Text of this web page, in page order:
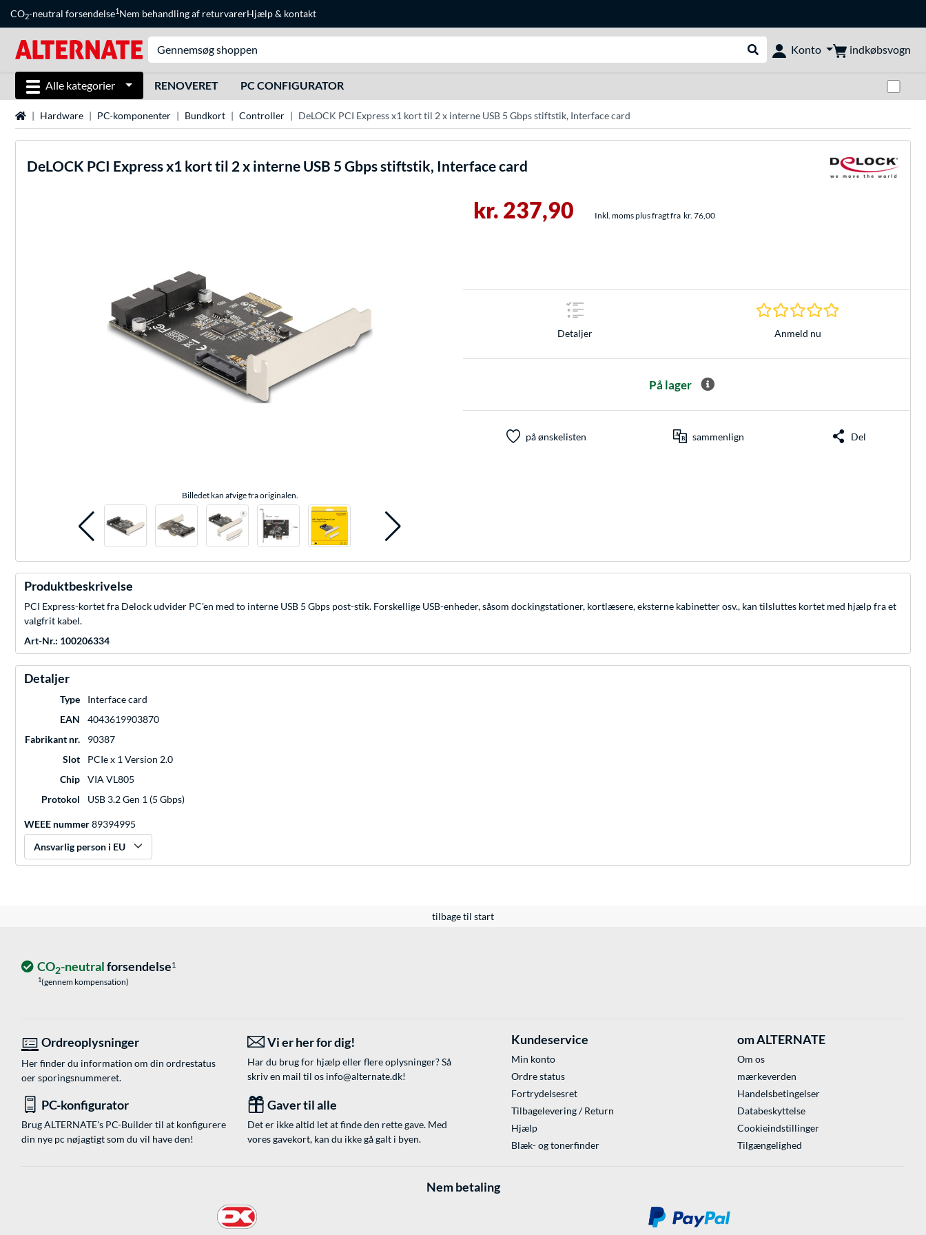
CO2-neutral forsendelse1Nem behandling af returvarerHjælp& kontakt
Udfør søgning
Konto indkøbsvogn
Alle kategorier RENOVERET PC CONFIGURATOR
StartsideHardware PC-komponenter Bundkort Controller DeLOCK PCI Express x1 kort til 2 x interne USB 5 Gbps stiftstik, Interface card
DeLOCK PCI Express x1 kort til 2 x interne USB 5 Gbps stiftstik, Interface card
Billedet kan afvige fra originalen.
kr. 237,90 Inkl. moms plus fragt fra kr. 76,00
Detaljer
0.0 Stjerner hos 0
Anmeld nu
På lager
på ønskelisten sammenlign Del
Produktbeskrivelse
PCI Express-kortet fra Delock udvider PC'en med to interne USB 5 Gbps post-stik. Forskellige USB-enheder, såsom dockingstationer, kortlæsere, eksterne kabinetter osv., kan tilsluttes kortet med hjælp fra et
valgfrit kabel.
Art-Nr.: 100206334
Detaljer
Type
Interface card
EAN
4043619903870
Fabrikant nr.
90387
Slot
PCIe x 1 Version 2.0
Chip
VIA VL805
Protokol
USB 3.2 Gen 1 (5 Gbps)
WEEE nummer89394995
Ansvarlig person i EU
tilbage til start
CO2-neutralforsendelse1
1(gennem kompensation)
Ordreoplysninger
Her finder du information om din ordrestatus
oer sporingsnummeret.
Vi er her for dig!
Har du brug for hjælp eller flere oplysninger? Så
skriv en mail til os info@alternate.dk!
PC-konfigurator
Brug ALTERNATE's PC-Builder til at konfigurere
din nye pc nøjagtigt som du vil have den!
Gaver til alle
Det er ikke altid let at finde den rette gave. Med
vores gavekort, kan du ikke gå galt i byen.
Kundeservice
Min konto
Ordre status
Fortrydelsesret
Tilbagelevering / Return
Hjælp
Blæk- og tonerfinder
om ALTERNATE
Om os
mærkeverden
Handelsbetingelser
Databeskyttelse
Cookieindstillinger
Tilgængelighed
Nem betaling